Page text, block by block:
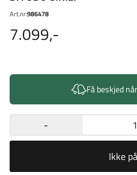
Art.nr:986478
7.099,-
Få beskjed
-
Ikke